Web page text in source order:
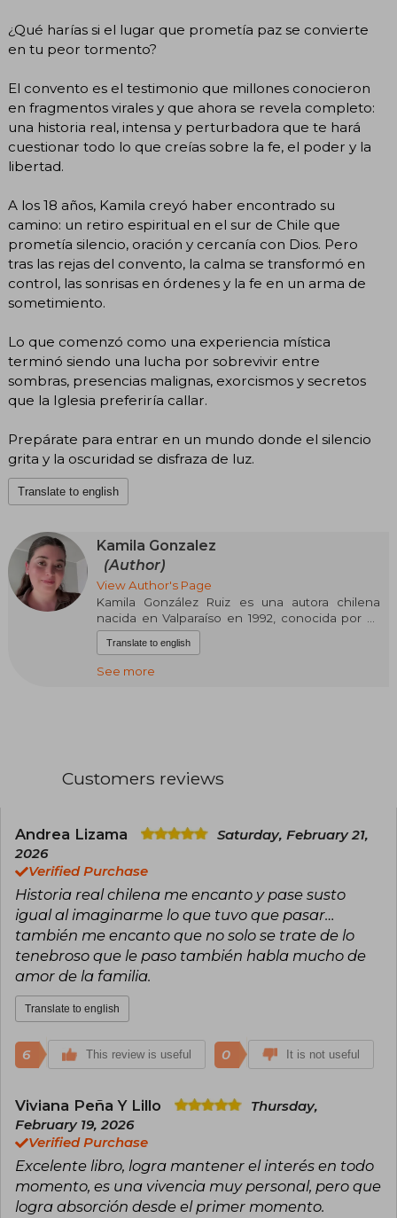
¿Qué harías si el lugar que prometía paz se convierte
en tu peor tormento?
El convento es el testimonio que millones conocieron
en fragmentos virales y que ahora se revela completo:
una historia real, intensa y perturbadora que te hará
cuestionar todo lo que creías sobre la fe, el poder y la
libertad.
A los 18 años, Kamila creyó haber encontrado su
camino: un retiro espiritual en el sur de Chile que
prometía silencio, oración y cercanía con Dios. Pero
tras las rejas del convento, la calma se transformó en
control, las sonrisas en órdenes y la fe en un arma de
sometimiento.
Lo que comenzó como una experiencia mística
terminó siendo una lucha por sobrevivir entre
sombras, presencias malignas, exorcismos y secretos
que la Iglesia preferiría callar.
Prepárate para entrar en un mundo donde el silencio
grita y la oscuridad se disfraza de luz.
Translate to english
Kamila Gonzalez
(Author)
View Author's Page
Kamila González Ruiz es una autora chilena
nacida en Valparaíso en 1992, conocida por su
libro "El convento", un testimonio impactante
sobre una experiencia real y perturbadora
dentro de la vida monástica en Chile, que se
Eva), González es la escritora chilena detrás de
Translate to english
See more
Customers reviews
Andrea Lizama
Saturday, February 21,
2026
Verified Purchase
Historia real chilena me encanto y pase susto
igual al imaginarme lo que tuvo que pasar…
también me encanto que no solo se trate de lo
tenebroso que le paso también habla mucho de
amor de la familia.
Translate to english
6 This review is useful 0 It is not useful
Viviana Peña Y Lillo
Thursday,
February 19, 2026
Verified Purchase
Excelente libro, logra mantener el interés en todo
momento, es una vivencia muy personal, pero que
logra absorción desde el primer momento.